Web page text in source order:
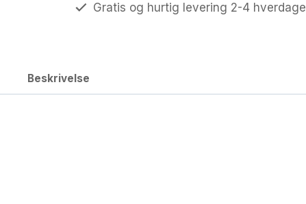
-
Gratis og hurtig levering 2-4 hverdage
Beskrivelse